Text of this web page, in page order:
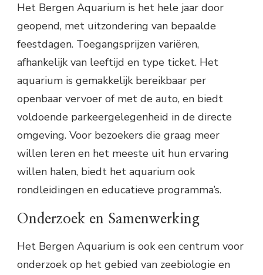
Het Bergen Aquarium is het hele jaar door
geopend, met uitzondering van bepaalde
feestdagen. Toegangsprijzen variëren,
afhankelijk van leeftijd en type ticket. Het
aquarium is gemakkelijk bereikbaar per
openbaar vervoer of met de auto, en biedt
voldoende parkeergelegenheid in de directe
omgeving. Voor bezoekers die graag meer
willen leren en het meeste uit hun ervaring
willen halen, biedt het aquarium ook
rondleidingen en educatieve programma’s.
Onderzoek en Samenwerking
Het Bergen Aquarium is ook een centrum voor
onderzoek op het gebied van zeebiologie en